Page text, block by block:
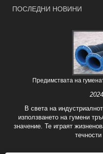
ПОСЛЕДНИ НОВИНИ
Предимствата на
В света на
използването на гумени
значение. Те играят